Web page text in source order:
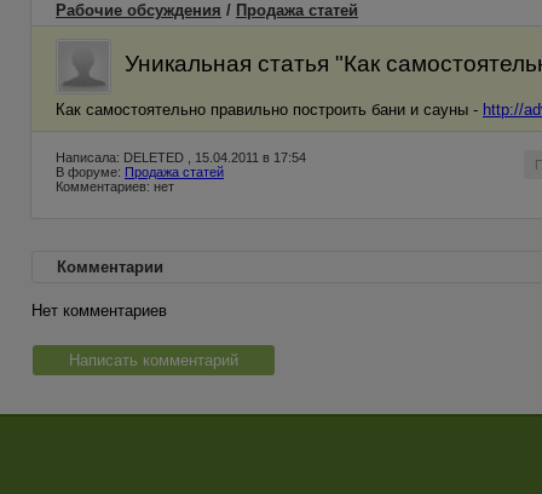
Рабочие обсуждения / Продажа статей
Уникальная статья "Как
Как самостоятельно правильно построить бани и сауны - http://
Написала: DELETED , 15.04.2011 в 17:54
В форуме: Продажа статей
Комментариев: нет
Комментарии
Нет комментариев
Написать комментарий